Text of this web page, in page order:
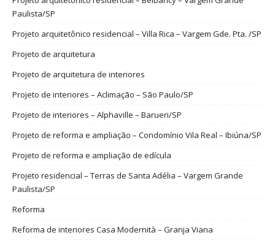
Paulista/SP
Projeto arquitetônico residencial – Villa Rica – Vargem Gde. Pta. /SP
Projeto de arquitetura
Projeto de arquitetura de interiores
Projeto de interiores – Aclimação – São Paulo/SP
Projeto de interiores – Alphaville – Barueri/SP
Projeto de reforma e ampliação – Condomínio Vila Real – Ibiúna/SP
Projeto de reforma e ampliação de edícula
Projeto residencial – Terras de Santa Adélia – Vargem Grande
Paulista/SP
Reforma
Reforma de interiores Casa Modernità – Granja Viana